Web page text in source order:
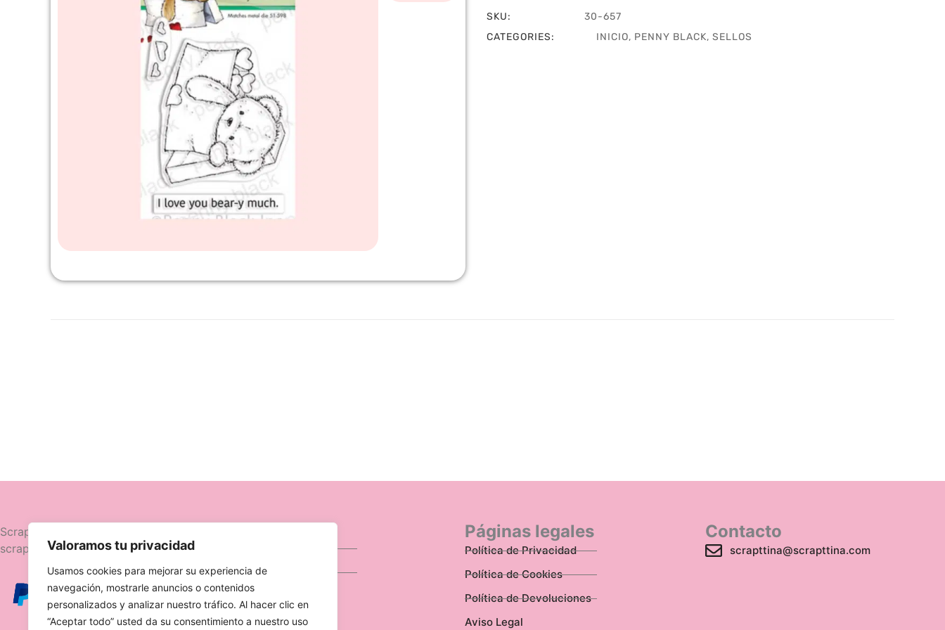
Valoramos tu privacidad
Usamos cookies para mejorar su experiencia de
navegación, mostrarle anuncios o contenidos
personalizados y analizar nuestro tráfico. Al hacer clic en
“Aceptar todo” usted da su consentimiento a nuestro uso
SKU:
30-657
CATEGORIES:
INICIO, PENNY BLACK, SELLOS
Scrapttina, tienda especializada en
scrapbooking.
Ofertas
Caja Viajera
Páginas legales
Política de Privacidad
Política de Cookies
Política de Devoluciones
Aviso Legal
Contacto
scrapttina@scrapttina.com